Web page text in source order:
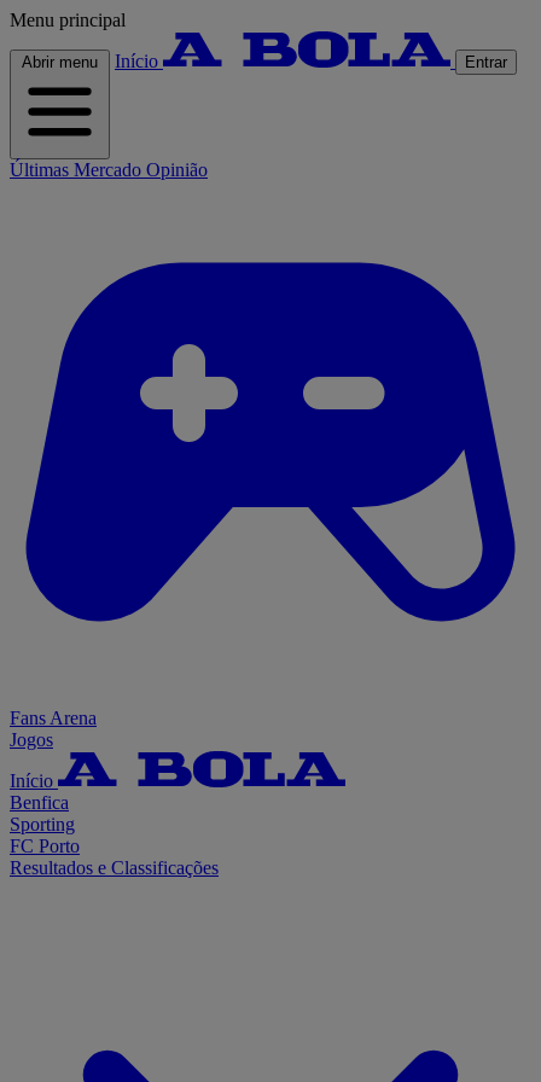
Menu principal
Abrir menu Início Entrar
Últimas Mercado Opinião
Fans Arena
Jogos
Início
Benfica
Sporting
FC Porto
Resultados e Classificações